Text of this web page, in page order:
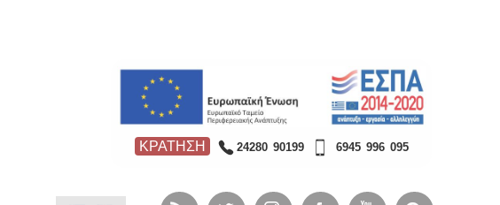
ΚΡΑΤΗΣΗ 24280 90199 6945 996 095